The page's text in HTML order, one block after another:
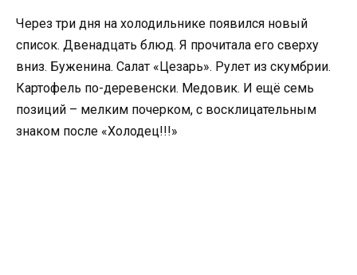
Через три дня на холодильнике появился новый
список. Двенадцать блюд. Я прочитала его сверху
вниз. Буженина. Салат «Цезарь». Рулет из скумбрии.
Картофель по-деревенски. Медовик. И ещё семь
позиций – мелким почерком, с восклицательным
знаком после «Холодец!!!»